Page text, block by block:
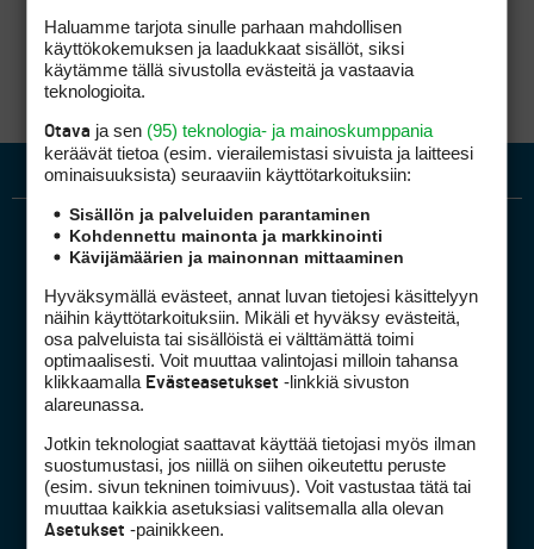
Golfpiste mediakortti
Golfpisteen yhteystiedot
DSA avoimuusraportti
Asiakaspalvelu
Haluamme tarjota sinulle parhaan mahdollisen
käyttökokemuksen ja laadukkaat sisällöt, siksi
käytämme tällä sivustolla evästeitä ja vastaavia
teknologioita.
Otava ja sen (95) teknologia- ja mainoskumppania
keräävät tietoa (esim. vierailemis­tasi sivuista ja laitteesi
ominaisuuk­sista) seuraaviin käyttötarkoituksiin:
Sisällön ja palveluiden parantaminen
Kohdennettu mainonta ja markkinointi
Kävijämäärien ja mainonnan mittaaminen
Hyväksymällä evästeet, annat luvan tietojesi käsittelyyn
näihin käyttötarkoituksiin. Mikäli et hyväksy evästeitä,
osa palveluista tai sisällöistä ei välttämättä toimi
optimaalisesti. Voit muuttaa valintojasi milloin tahansa
klikkaamalla Evästeasetukset -linkkiä sivuston
alareunassa.
Jotkin teknologiat saattavat käyttää tietojasi myös ilman
suostumustasi, jos niillä on siihen oikeutettu peruste
(esim. sivun tekninen toimivuus). Voit vastustaa tätä tai
muuttaa kaikkia asetuksiasi valitsemalla alla olevan
Asetukset -painikkeen.